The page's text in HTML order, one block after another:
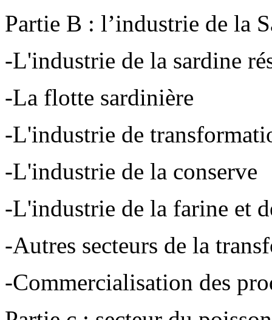
Partie B : l’industrie de la
-L'industrie de la sardine
-La flotte sardinière
-L'industrie de
-L'industrie de la conserve
-L'industrie de la farine et
-Autres secteurs de la
-Commercialisation des